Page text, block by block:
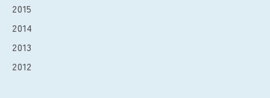
2015
2014
2013
2012